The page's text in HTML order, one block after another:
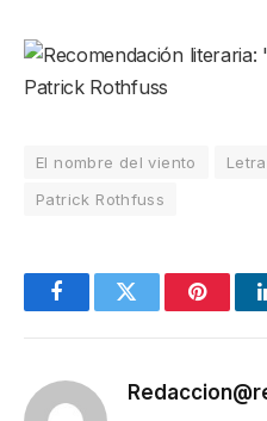
El nombre del viento
Patrick Rothfuss
FacebookTwitter